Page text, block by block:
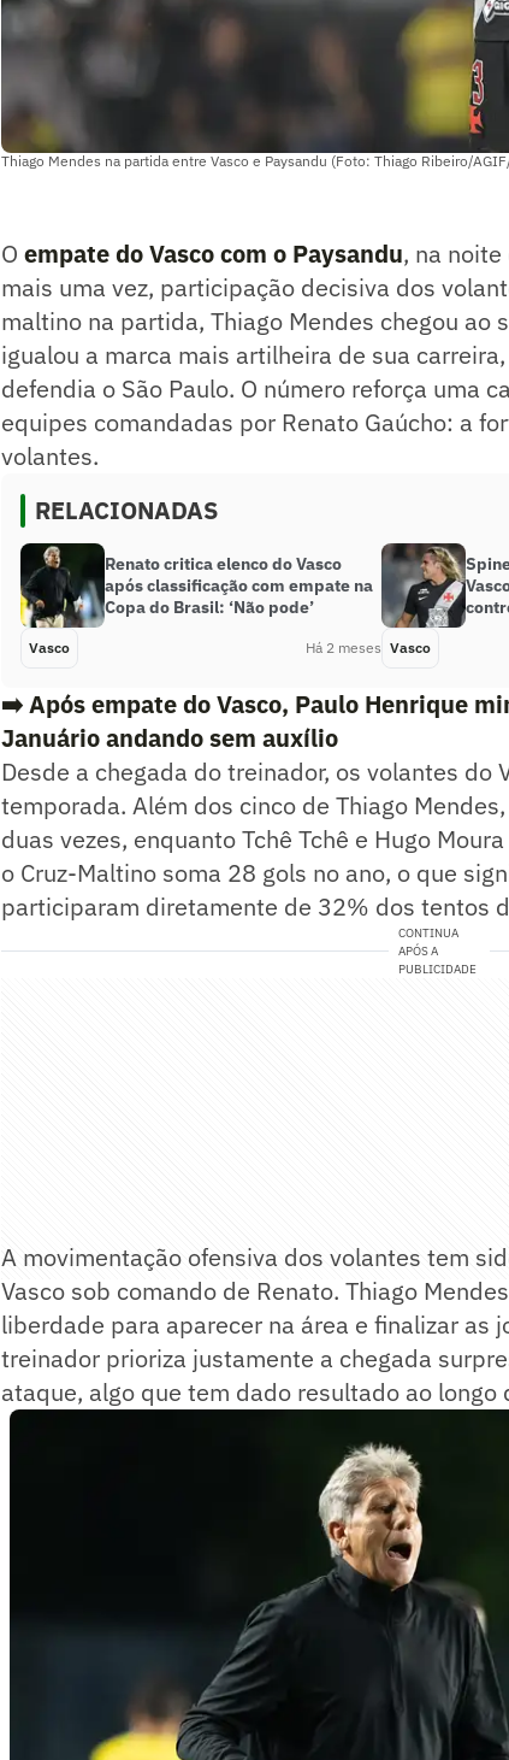
Thiago Mendes na partida entre Vasco e Paysandu (Foto: Thiago Ribeiro/
O empate do Vasco com o Paysandu, na
mais uma vez, participação decisiva dos
maltino na partida, Thiago Mendes chegou ao
igualou a marca mais artilheira de sua
defendia o São Paulo. O número reforça uma
equipes comandadas por Renato Gaúcho: a
volantes.
RELACIONADAS
Renato critica elenco do Vasco
após classificação com empate na
Copa do Brasil: ‘Não pode’
Vasco Há 2 meses Vasco
➡️Após empate do Vasco, Paulo Henrique
Januário andando sem auxílio
Desde a chegada do treinador, os volantes do
temporada. Além dos cinco de Thiago
duas vezes, enquanto Tchê Tchê e Hugo
o Cruz-Maltino soma 28 gols no ano, o que
participaram diretamente de 32% dos tentos
CONTINUA
APÓS A
PUBLICIDADE
A movimentação ofensiva dos volantes tem
Vasco sob comando de Renato. Thiago
liberdade para aparecer na área e finalizar as
treinador prioriza justamente a chegada
ataque, algo que tem dado resultado ao longo